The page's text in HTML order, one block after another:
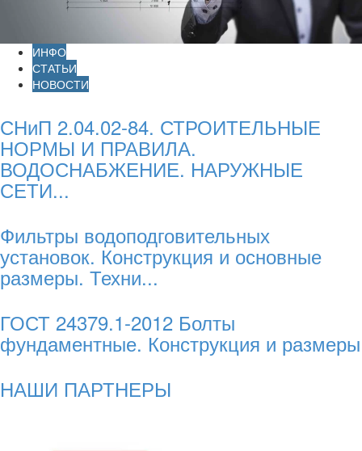
ИНФО
СТАТЬИ
НОВОСТИ
СНиП 2.04.02-84. СТРОИТЕЛЬНЫЕ
НОРМЫ И ПРАВИЛА.
ВОДОСНАБЖЕНИЕ. НАРУЖНЫЕ
СЕТИ...
Фильтры водоподговительных
установок. Конструкция и основные
размеры. Техни...
ГОСТ 24379.1-2012 Болты
фундаментные. Конструкция и размеры
НАШИ ПАРТНЕРЫ